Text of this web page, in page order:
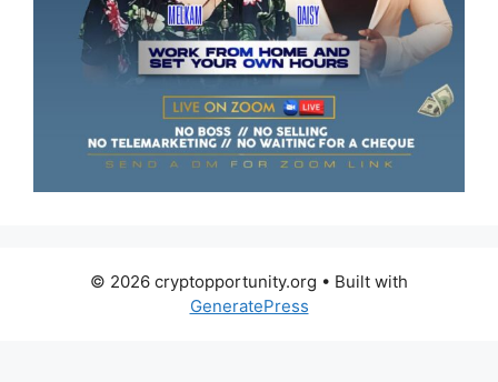
© 2026 cryptopportunity.org • Built with
GeneratePress